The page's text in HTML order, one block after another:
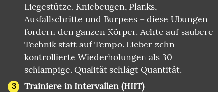
Liegestütze, Kniebeugen, Planks,
Ausfallschritte und Burpees – diese Übungen
fordern den ganzen Körper. Achte auf saubere
Technik statt auf Tempo. Lieber zehn
kontrollierte Wiederholungen als 30
schlampige. Qualität schlägt Quantität.
Trainiere in Intervallen (HIIT)